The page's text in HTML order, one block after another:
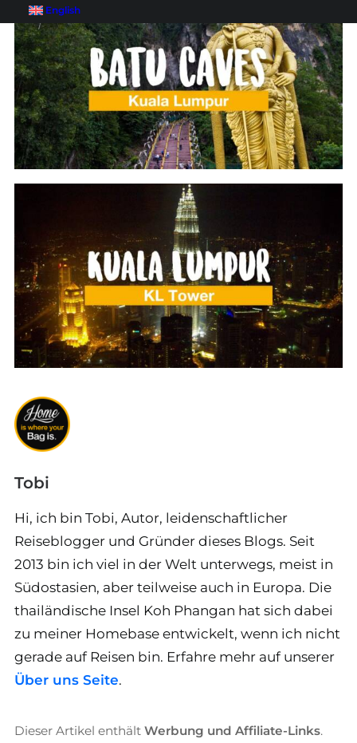
English
Tobi
Hi, ich bin Tobi, Autor, leidenschaftlicher
Reiseblogger und Gründer dieses Blogs. Seit
2013 bin ich viel in der Welt unterwegs, meist in
Südostasien, aber teilweise auch in Europa. Die
thailändische Insel Koh Phangan hat sich dabei
zu meiner Homebase entwickelt, wenn ich nicht
gerade auf Reisen bin. Erfahre mehr auf unserer
Über uns Seite.
Dieser Artikel enthält Werbung und Affiliate-Links.